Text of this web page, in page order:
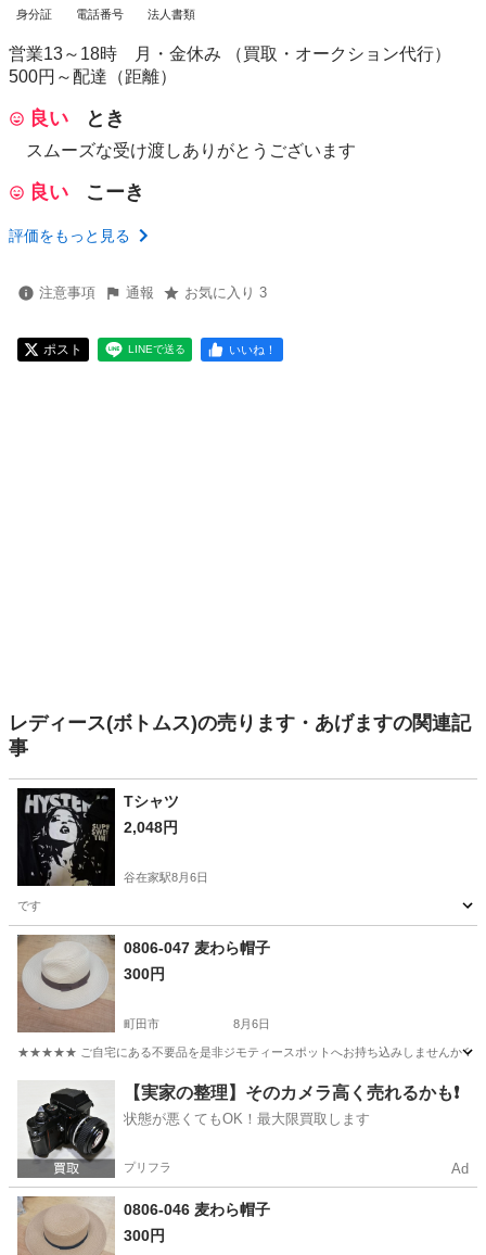
身分証 電話番号 法人書類
営業13～18時 月・金休み （買取・オークション代行）
500円～配達（距離）
良い とき
スムーズな受け渡しありがとうございます
良い こーき
評価をもっと見る
注意事項 通報 お気に入り 3
ポスト LINEで送る いいね！
レディース(ボトムス)の売ります・あげますの関連記
事
Tシャツ
2,048円
谷在家駅8月6日
です
東京 足立区 Tシャツ
0806-047 麦わら帽子
300円
町田市 8月6日
★★★★★ ご自宅にある不要品を是非ジモティースポットへお持ち込みしませんか？
小物 麦わら帽子
【実家の整理】そのカメラ高く売れるかも❗️
状態が悪くてもOK！最大限買取します
プリフラ Ad
0806-046 麦わら帽子
300円